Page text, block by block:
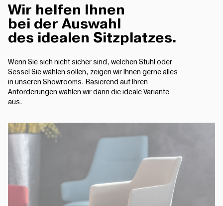
Wir helfen Ihnen
bei der Auswahl
des idealen Sitzplatzes.
Wenn Sie sich nicht sicher sind, welchen Stuhl oder
Sessel Sie wählen sollen, zeigen wir Ihnen gerne alles
in unseren Showrooms. Basierend auf Ihren
Anforderungen wählen wir dann die ideale Variante
aus.